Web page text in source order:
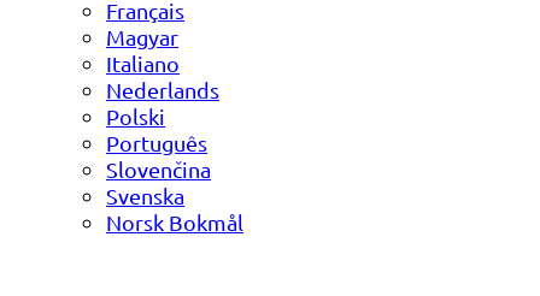
Français
Magyar
Italiano
Nederlands
Polski
Português
Slovenčina
Svenska
Norsk Bokmål